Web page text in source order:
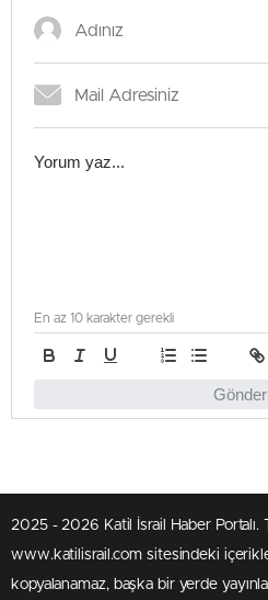
Gönder
En az 10 karakter gerekli
2025 - 2026 Katil İsrail Haber Portalı.
www.katilisrail.com sitesindeki
kopyalanamaz, başka bir yerde